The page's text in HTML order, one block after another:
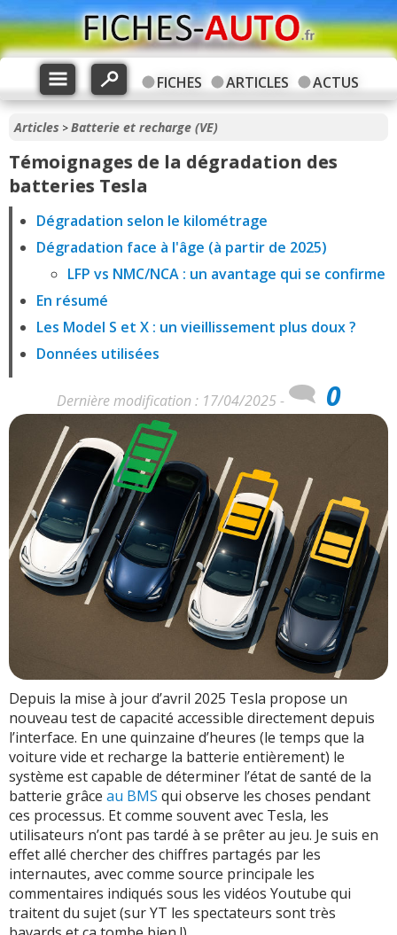
FICHES ARTICLES ACTUS
Articles >Batterie et recharge (VE)
Témoignages de la dégradation des
batteries Tesla
Dégradation selon le kilométrage
Dégradation face à l'âge (à partir de 2025)
LFP vs NMC/NCA : un avantage qui se confirme
En résumé
Les Model S et X : un vieillissement plus doux ?
Données utilisées
Dernière modification : 17/04/2025 - 0
Depuis la mise à jour d’avril 2025 Tesla propose un
nouveau test de capacité accessible directement depuis
l’interface. En une quinzaine d’heures (le temps que la
voiture vide et recharge la batterie entièrement) le
système est capable de déterminer l’état de santé de la
batterie grâce au BMS qui observe les choses pendant
ces processus. Et comme souvent avec Tesla, les
utilisateurs n’ont pas tardé à se prêter au jeu. Je suis en
effet allé chercher des chiffres partagés par les
internautes, avec comme source principale les
commentaires indiqués sous les vidéos Youtube qui
traitent du sujet (sur YT les spectateurs sont très